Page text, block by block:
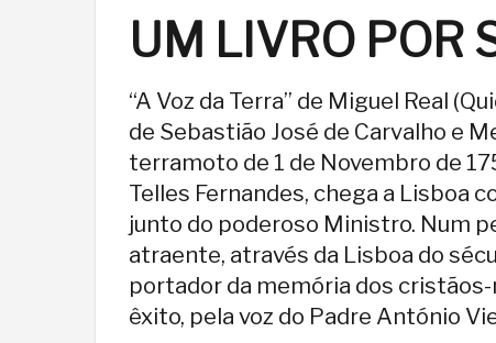
UM LIVRO POR
“A Voz da Terra” de Miguel Real
de Sebastião José de Carvalho e
terramoto de 1 de Novembro de
Telles Fernandes, chega a Lisboa
junto do poderoso Ministro. Num
atraente, através da Lisboa do
portador da memória dos
êxito, pela voz do Padre António